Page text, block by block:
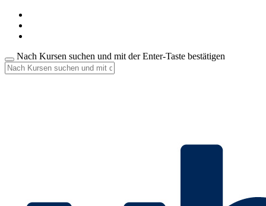
Nach Kursen suchen und mit der Enter-Taste bestätigen